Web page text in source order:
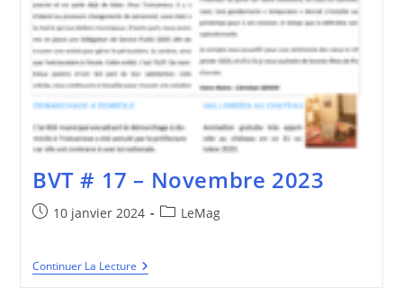
BVT # 17 – Novembre 2023
Publication
10 janvier 2024
PostLeMag
Continuer La LectureBVT
#